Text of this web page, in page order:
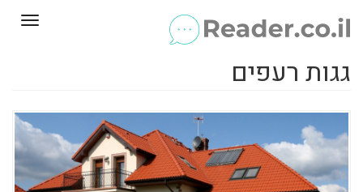
גגות רעפים